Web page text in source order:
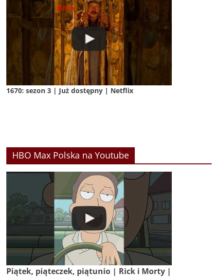
1670: sezon 3 | Już dostępny | Netflix
HBO Max Polska na Youtube
Piątek, piąteczek, piątunio | Rick i Morty |